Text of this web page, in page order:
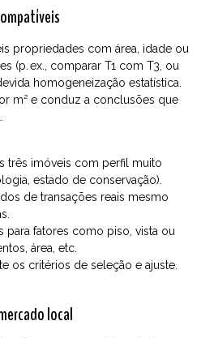
propriedades com área, idade ou
(p. ex., comparar T1 com T3, ou
homogeneização estatística.
m² e conduz a conclusões que
três imóveis com perfil muito
estado de conservação).
de transações reais mesmo
para fatores como piso, vista ou
área, etc.
os critérios de seleção e ajuste.
local